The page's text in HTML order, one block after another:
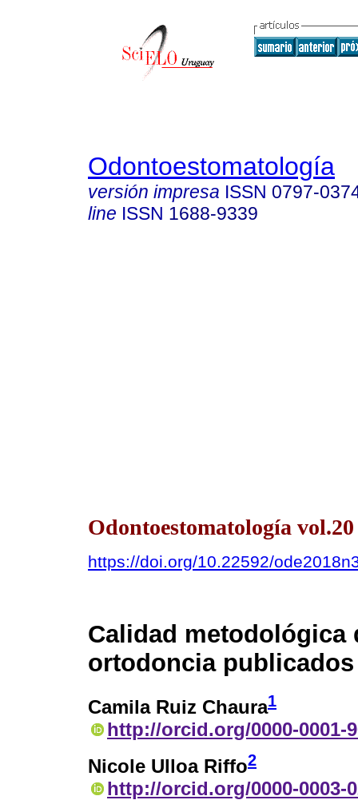
Odontoestomatología
versión impresa ISSN 0797-
line ISSN 1688-9339
Odontoestomatología
https://doi.org/10.22592/
Calidad
ortodoncia publicados
Camila Ruiz Chaura1
http://orcid.org/0000-0001-
Nicole Ulloa Riffo2
http://orcid.org/0000-0003-